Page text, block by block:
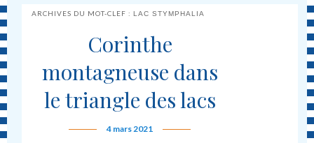
ARCHIVES DU MOT-CLEF :LAC STYMPHALIA
Corinthe
montagneuse dans
le triangle des lacs
4 mars 2021